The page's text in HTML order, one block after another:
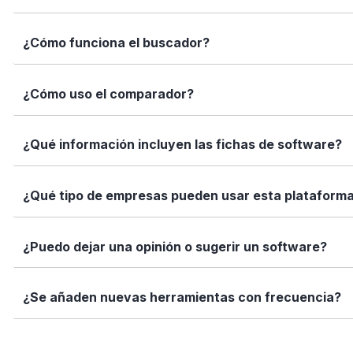
Elige tu software es una plataforma independiente que
informadas con datos reales, fichas completas y
¿Cómo funciona el buscador?
Simplemente escribe el nombre del software, una
encajan con tus necesidades.
¿Cómo uso el comparador?
Marca los softwares que te interesan y haz clic en
Así puedes ver de forma rápida cuál se adapta mejor a tu
¿Qué información incluyen las fichas de software?
Cada ficha incluye una descripción detallada, funciones
valoraciones de usuarios. Queremos que tengas toda la
¿Qué tipo de empresas pueden usar esta
Elige tu software está diseñado para todo tipo de
tamaño de tu equipo, presupuesto o sector.
¿Puedo dejar una opinión o sugerir un software?
Sí. Si quieres valorar un software que ya usas o sugerir
ayuda!
¿Se añaden nuevas herramientas con frecuencia?